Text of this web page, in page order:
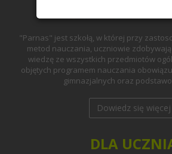
"Parnas" jest szkołą, w której przy
metod nauczania, uczniowie
wiedzę ze wszystkich przedmiotów
objętych programem nauczania
gimnazjalnych oraz
Dowiedz się więcej
DLA